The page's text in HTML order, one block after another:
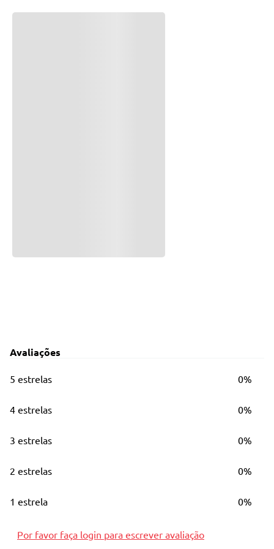
Avaliações
5 estrelas 0%
4 estrelas 0%
3 estrelas 0%
2 estrelas 0%
1 estrela 0%
Por favor faça login para escrever avaliação